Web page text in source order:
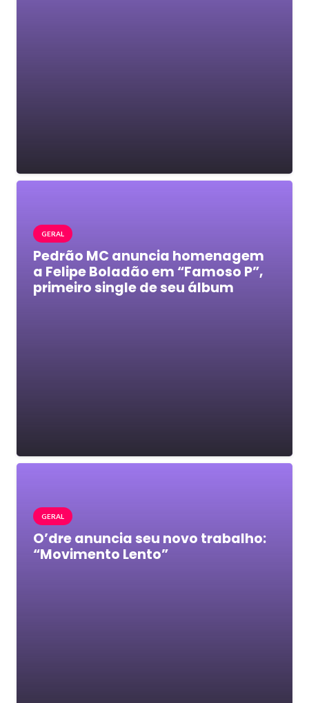
GERAL
Pedrão MC anuncia homenagem
a Felipe Boladão em “Famoso P”,
primeiro single de seu álbum
GERAL
O’dre anuncia seu novo trabalho:
“Movimento Lento”